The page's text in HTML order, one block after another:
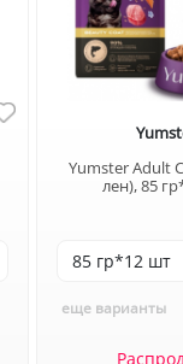
Yumster Adult
лен), 85
еще варианты